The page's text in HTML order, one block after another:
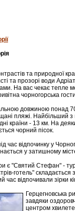
та природної
та прозорі води
На вас чекає тепле
чорногорська
довжиною понад
пляжі. Найбільший
країни - 13 км. На
чорний пісок.
час відпочинку у
у затишному
є "Святий Стефан" -
готель"
час відпочивали зірки
Герцегновська
завдяки
центром